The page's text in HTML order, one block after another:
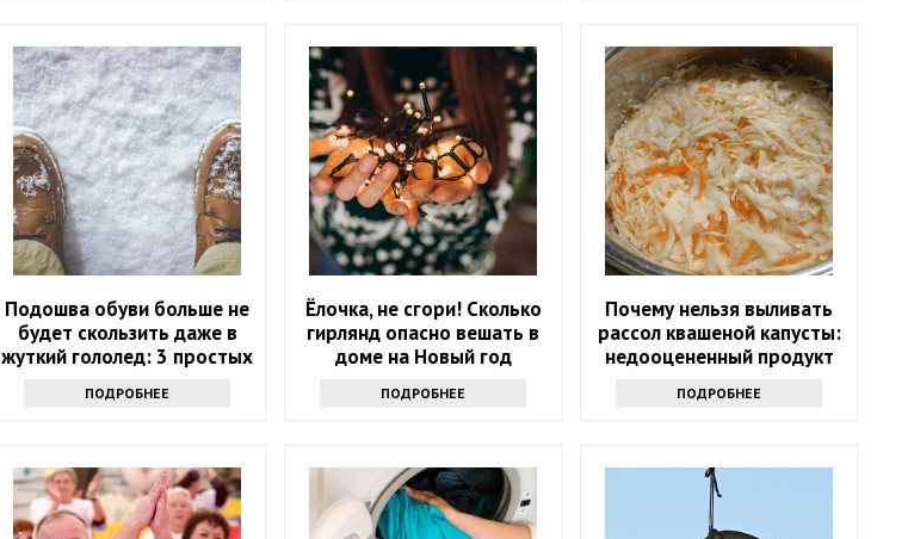
Подошва обуви больше не
будет скользить даже в
жуткий гололед: 3 простых
ПОДРОБНЕЕ
Ёлочка, не сгори! Сколько
гирлянд опасно вешать в
доме на Новый год
ПОДРОБНЕЕ
Почему нельзя выливать
рассол квашеной капусты:
недооцененный продукт
ПОДРОБНЕЕ